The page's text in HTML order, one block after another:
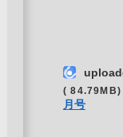
( 84.79MB)
月号